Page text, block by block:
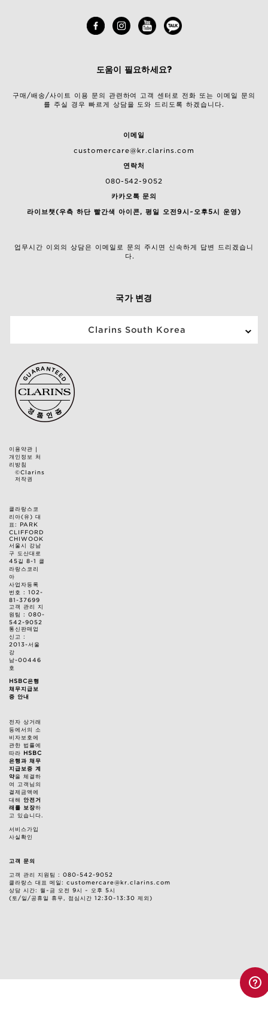
도움이 필요하세요?
구매/배송/사이트 이용 문의 관련하여 고객 센터로 전화 또는 이메일 문의
를 주실 경우 빠르게 상담을 도와 드리도록 하겠습니다.
이메일
customercare@kr.clarins.com
연락처
080-542-9052
카카오톡 문의
라이브챗(우측 하단 빨간색 아이콘, 평일 오전9시~오후5시 운영)
업무시간 이외의 상담은 이메일로 문의 주시면 신속하게 답변 드리겠습니
다.
국가 변경
Clarins South Korea
이용약관 |
개인정보 처
리방침
©Clarins
저작권
클라랑스코
리아(유) 대
표: PARK
CLIFFORD
CHIWOOK
서울시 강남
구 도산대로
45길 8-1 클
라랑스코리
아
사업자등록
번호 : 102-
81-37699
고객 관리 지
원팀 : 080-
542-9052
통신판매업
신고 :
2013-서울
강
남-00446
호
HSBC은행
채무지급보
증 안내
전자 상거래
등에서의 소
비자보호에
관한 법률에
따라 HSBC
은행과 채무
지급보증 계
약을 체결하
여 고객님의
결제금액에
대해 안전거
래를 보장하
고 있습니다.
서비스가입
사실확인
고객 문의
고객 관리 지원팀 : 080-542-9052
클라랑스 대표 메일: customercare@kr.clarins.com
상담 시간: 월~금 오전 9시 ~ 오후 5시
(토/일/공휴일 휴무, 점심시간 12:30~13:30 제외)